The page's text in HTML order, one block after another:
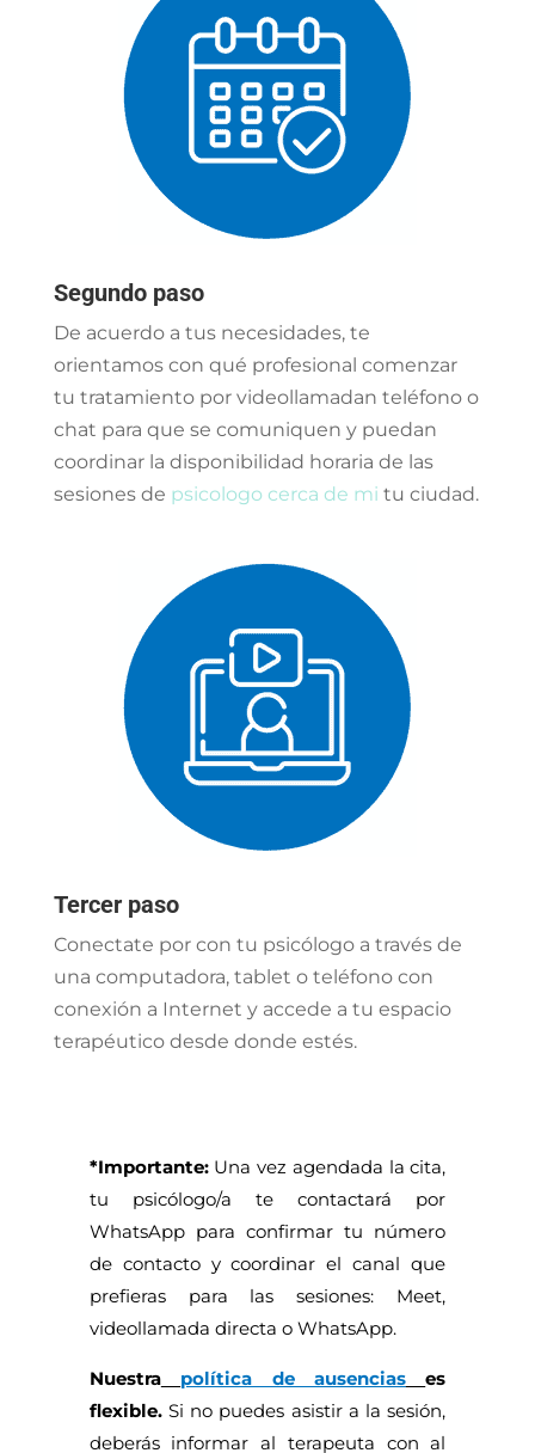
Segundo paso
De acuerdo a tus necesidades, te
orientamos con qué profesional comenzar
tu tratamiento por videollamadan teléfono o
chat para que se comuniquen y puedan
coordinar la disponibilidad horaria de las
sesiones de psicologo cerca de mi tu ciudad.
Tercer paso
Conectate por con tu psicólogo a través de
una computadora, tablet o teléfono con
conexión a Internet y accede a tu espacio
terapéutico desde donde estés.
*Importante:Una vez agendada la cita,
tu psicólogo/a te contactará por
WhatsApp para confirmar tu número
de contacto y coordinar el canal que
prefieras para las sesiones: Meet,
videollamada directa o WhatsApp.
Nuestra política de ausencias
es
flexible.Si no puedes asistir a la sesión,
deberás informar al terapeuta con al